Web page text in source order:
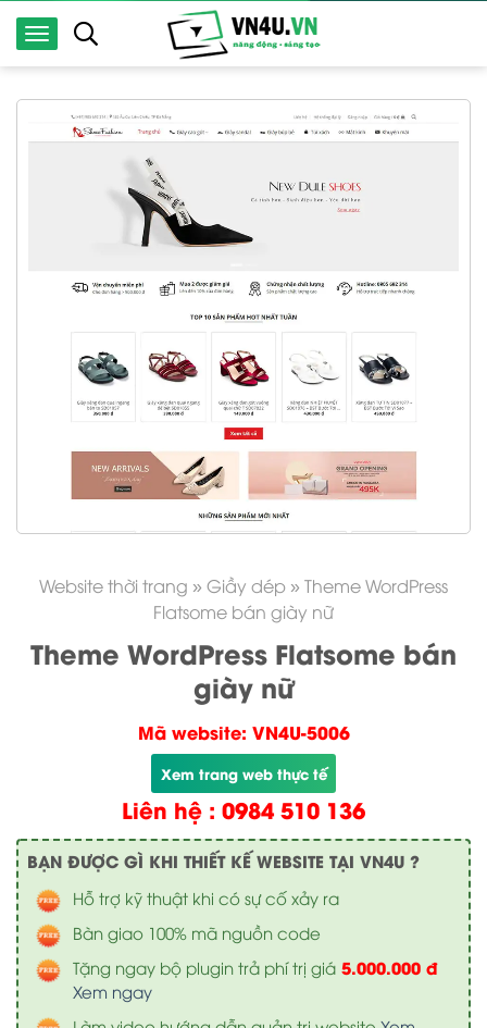
Website thời trang » Giầy dép » Theme WordPress
Flatsome bán giày nữ
Theme WordPress Flatsome bán
giày nữ
Mã website: VN4U-5006
Xem trang web thực tế
Liên hệ : 0984 510 136
BẠN ĐƯỢC GÌ KHI THIẾT KẾ WEBSITE TẠI VN4U ?
Hỗ trợ kỹ thuật khi có sự cố xảy ra
Bàn giao 100% mã nguồn code
Tặng ngay bộ plugin trả phí trị giá 5.000.000 đ
Xem ngay